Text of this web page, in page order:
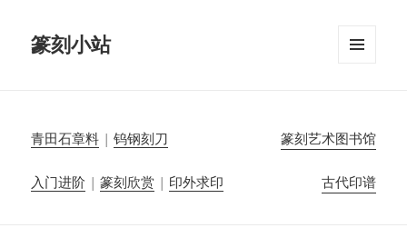
篆刻小站
青田石章料 |钨钢刻刀 篆刻艺术图书馆
入门进阶 |篆刻欣赏 | 印外求印 古代印谱